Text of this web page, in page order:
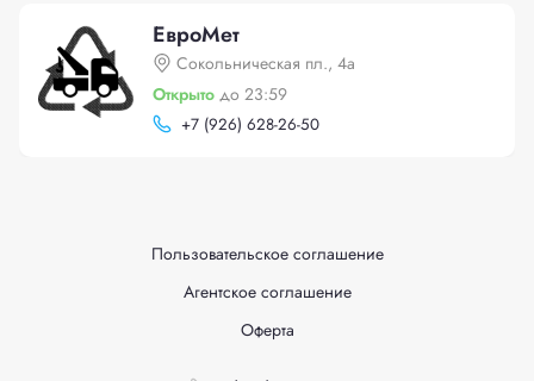
ЕвроМет
Сокольническая пл., 4а
Открыто до 23:59
+7 (926) 628-26-50
Пользовательское соглашение
Агентское соглашение
Оферта